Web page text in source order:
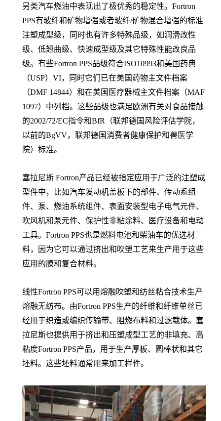
另类汽车燃油中表现出了极优秀的稳定性。Fortron
PPS有玻纤和矿物增强或者玻纤/矿物混合增强的标准
注塑成型级，同时也有许多特殊品级，如润滑改性
级、低翘曲级、快速成型级及其它特殊性能改良品
级。有些Fortron PPS品级符合ISO10993和美国药典
（USP）VI，同时它们已在美国药物主文件档案
（DMF 14844）和在美国医疗器械主文件档案（MAF
1097）中列档。这些品级也满足欧洲有关对食品接触
的2002/72/EC指令和BfR（联邦德国风险评估学院，
以前的BgVV，联邦德国消费者健康保护和兽医学
院）标准。
塞拉尼斯 Fortron产品已经被指定应用于广泛的注塑成
型件中，比如汽车发动机盖板下的部件、传动系组
件、泵、燃油系统组件、表面安装型电子电气元件、
吹风机和泵元件、保护性非粘涂料、医疗设备和电动
工具。Fortron PPS也是燃料电池和柴油车的优选材
料，因为它可以通过挤出和吹塑工艺来生产用于这些
应用的膜和复合材料。
线性Fortron PPS可以用熔融吹塑和纺丝粘合技术生产
熔融无纺布。由Fortron PPS生产的纤维和纤维单丝已
经用于织造或编织传输带、阻燃布料和过滤载体。塞
拉尼斯也提供用于挤出和压塑成型工艺的非填充、高
粘度Fortron PPS产品，用于生产厚板、圆棒状和其它
坯料。这些坯料通常用来加工样件。